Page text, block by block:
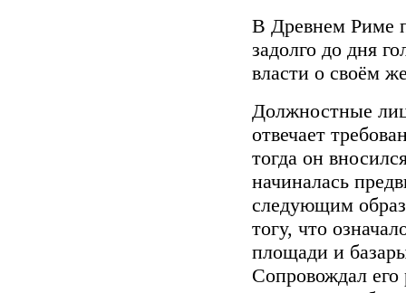
В Древнем Риме
задолго до дня
власти о своём
Должностные
отвечает
тогда он
начиналась
следующим
тогу, что
площади и
Сопровождал